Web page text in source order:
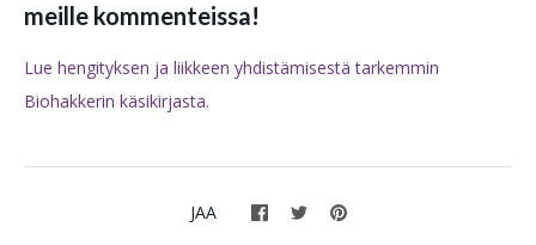
meille kommenteissa!
Lue hengityksen ja liikkeen yhdistämisestä tarkemmin
Biohakkerin käsikirjasta.
JAA